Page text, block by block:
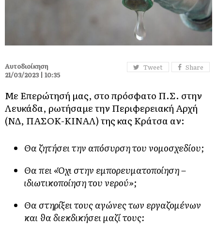
Tweet Share
Αυτοδιοίκηση
21/03/2023 | 10:35
Με Επερώτησή μας, στο πρόσφατο Π.Σ. στην
Λευκάδα, ρωτήσαμε την Περιφερειακή Αρχή
(ΝΔ, ΠΑΣΟΚ-ΚΙΝΑΛ) της κας Κράτσα αν:
Θα ζητήσει την απόσυρση του νομοσχεδίου;
Θα πει «Όχι στην εμπορευματοποίηση –
ιδιωτικοποίηση του νερού»;
Θα στηρίξει τους αγώνες των εργαζομένων
και θα διεκδικήσει μαζί τους: